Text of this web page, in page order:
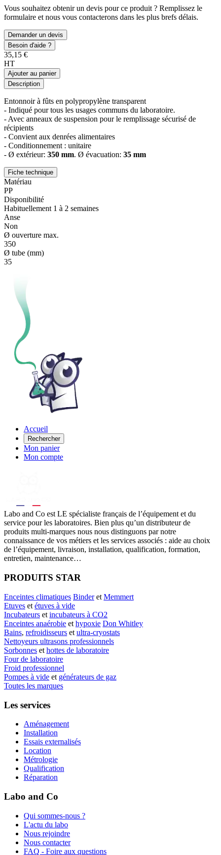
Vous souhaitez obtenir un devis pour ce produit ? Remplissez le
formulaire et nous vous contacterons dans les plus brefs délais.
Demander un devis
Besoin d'aide ?
35,15 €
HT
Ajouter au panier
Description
Entonnoir à fûts en polypropylène transparent
- Indiqué pour tous les usages communs du laboratoire.
- Avec anneaux de suspension pour le remplissage sécurisé de
récipients
- Convient aux denrées alimentaires
- Conditionnement : unitaire
- Ø extérieur: 350 mm. Ø évacuation: 35 mm
Fiche technique
Matériau
PP
Disponibilité
Habituellement 1 à 2 semaines
Anse
Non
Ø ouverture max.
350
Ø tube (mm)
35
Accueil
Rechercher
Mon panier
Mon compte
Labo and Co est LE spécialiste français de l’équipement et du
service pour les laboratoires. Bien plus qu’un distributeur de
produits multi-marques nous nous distinguons par notre
connaissance de vos métiers et les services associés : aide au choix
de l’équipement, livraison, installation, qualification, formation,
entretien, maintenance…
PRODUITS STAR
Enceintes climatiques Binderet Memmert
Etuves et étuves à vide
Incubateurs et incubateurs à CO2
Enceintes anaérobie et hypoxie Don Whitley
Bains, refroidisseurs et ultra-cryostats
Nettoyeurs ultrasons professionnels
Sorbonnes et hottes de laboratoire
Four de laboratoire
Froid professionnel
Pompes à vide et générateurs de gaz
Toutes les marques
Les services
Aménagement
Installation
Essais externalisés
Location
Métrologie
Qualification
Réparation
Labo and Co
Qui sommes-nous ?
L'actu du labo
Nous rejoindre
Nous contacter
FAQ - Foire aux questions